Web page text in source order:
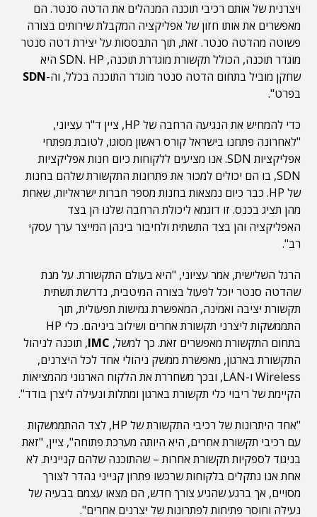
ויצרנית של אותם רכיבי תוכנה המנהלים את הדטה סנטר. הם
מאפשרים את אותו חזון של אפליקציה המקבלת שירותים בצורה
פשוטה מהדטה סנטר. זאת, תוך התבססות על יצירת דטה סנטר
מוגדר תוכנה, הכולל תקשורת מוגדרת תוכנה, SDN. HP היא
שחקן מוביל בתחום הדטה סנטר מוגדר התוכנה בכלל, וה-SDN
בפרט".
כדי להמחיש את הנגיעה הרחבה של HP, ציין ד"ר עציוני,
"לאחרונה פתחנו בישראל קורס ראשון מסוגו, לטובת מפתחי
אפליקציות SDN. אנו מציעים ללקוחות כיום חנות אפליקציות
SDN, בו הם יכולים למכור את פתרונות התקשורת שלהם בחנות
של HP. כבר כיום נמצאות בחנות מספר חברות ישראליות, שאחת
מהן תציג בכנס. זו דוגמא ליכולת הרחבה שלנו הן בצד
האפליקציה והן בצד התשתית ולחיבור בינהן המייצר ערך עסקי
רב".
הרגל השלישית, אמר עציוני, "היא בעולם התקשורת. על מנת
שהדטה סנטר יוכל לפעול בצורה המיטבית, נדרשת תשתית
תקשורת יציבה ואמינה, המאפשרת גמישות תפעולית, תוך
התממשקות ליצרני תקשורת אחרים ושילוב ביניהם. כלי HP
בתחום התקשורת מאפשרים זאת. כך למשל, IMC, תוכנה לניהול
התקשורת בארגון, מאפשרת ממשק ניהולי אחד לכל היצרנים,
Wireless ו-LAN, ובכך משחררת את הלקוח הארגוני מהמציאות
הקיימת של ריבוי כלי תקשורת בארגון ומתלות ונעילה ליצרן בודד".
"אחד היתרונות של רכיבי התקשורת של HP, לצד ההתממשקות
עם רכיבי תקשורת אחרים, היא היותה מערכת פתוחה", ציין, "זאת
בניגוד לספקיות תקשורת אחרות – שהתוכנה שלהם קניינית. לא
אחת אנו נתקלים בלקוחות שרכשו פתרון קנייני נהדר לצורך
מסויים, אך ברגע שהגיע צורך חדש, הם מצאו עצמם בבעיה של
נעילה וחוסר פתיחות לפתרונות של יצרנים אחרים".